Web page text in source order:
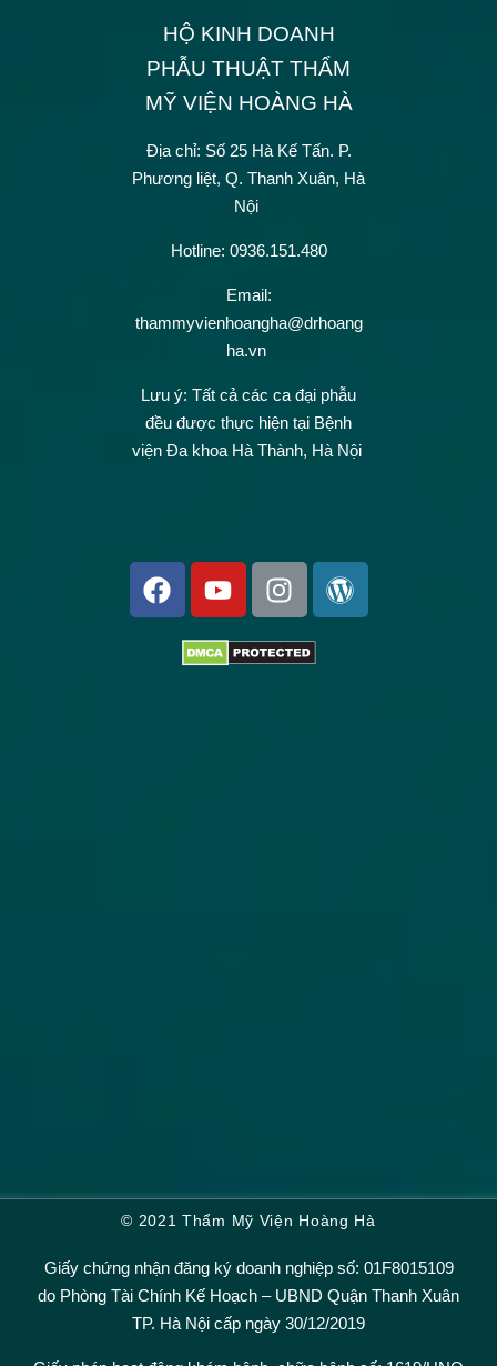
HỘ KINH DOANH
PHẪU THUẬT THẨM
MỸ VIỆN HOÀNG HÀ
Địa chỉ: Số 25 Hà Kế Tấn. P.
Phương liệt, Q. Thanh Xuân, Hà
Nội
Hotline: 0936.151.480
Email:
thammyvienhoangha@drhoang
ha.vn
Lưu ý: Tất cả các ca đại phẫu
đều được thực hiện tại Bệnh
viện Đa khoa Hà Thành, Hà Nội
© 2021 Thẩm Mỹ Viện Hoàng Hà
Giấy chứng nhận đăng ký doanh nghiệp số: 01F8015109
do Phòng Tài Chính Kế Hoạch – UBND Quận Thanh Xuân
TP. Hà Nội cấp ngày 30/12/2019